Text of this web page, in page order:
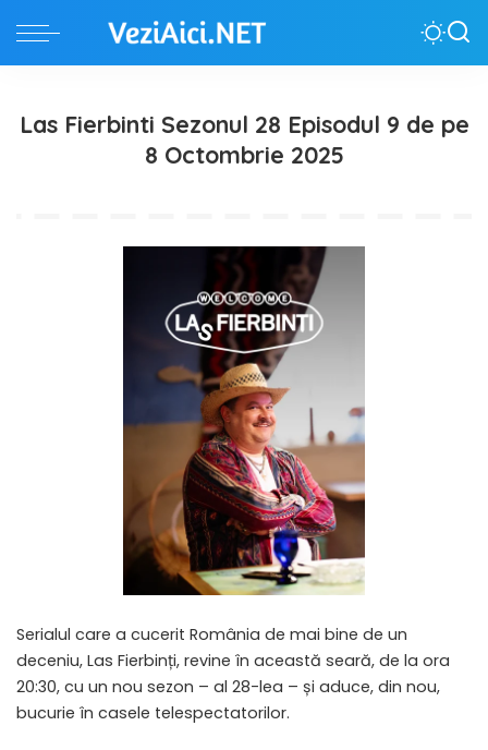
Las Fierbinti Sezonul 28 Episodul 9 de pe
8 Octombrie 2025
Serialul care a cucerit România de mai bine de un
deceniu, Las Fierbinți, revine în această seară, de la ora
20:30, cu un nou sezon – al 28-lea – și aduce, din nou,
bucurie în casele telespectatorilor.